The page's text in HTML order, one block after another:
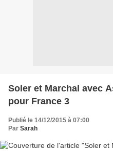
Soler et Marchal avec
pour France 3
Publié le 14/12/2015 à 07:00
Par Sarah